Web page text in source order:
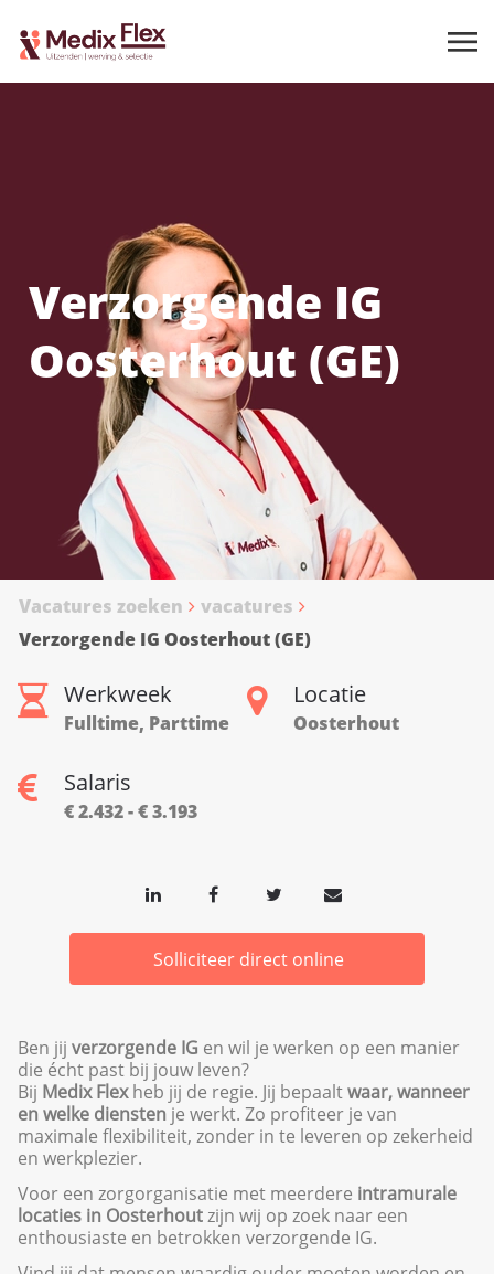
Verzorgende IG
Oosterhout (GE)
Vacatures zoeken
vacatures
Verzorgende IG Oosterhout (GE)
Werkweek
Fulltime, Parttime
Locatie
Oosterhout
Salaris
€ 2.432 - € 3.193
Solliciteer direct online
Ben jij verzorgende IG en wil je werken op een manier
die écht past bij jouw leven?
Bij Medix Flex heb jij de regie. Jij bepaaltwaar, wanneer
en welke diensten je werkt. Zo profiteer je van
maximale flexibiliteit, zonder in te leveren op zekerheid
en werkplezier.
Voor een zorgorganisatie met meerdere intramurale
locaties in Oosterhoutzijn wij op zoek naar een
enthousiaste en betrokken verzorgende IG.